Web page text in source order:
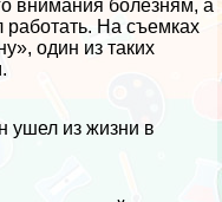
внимания болезням, а
На съемках
один из таких
ушел из жизни в